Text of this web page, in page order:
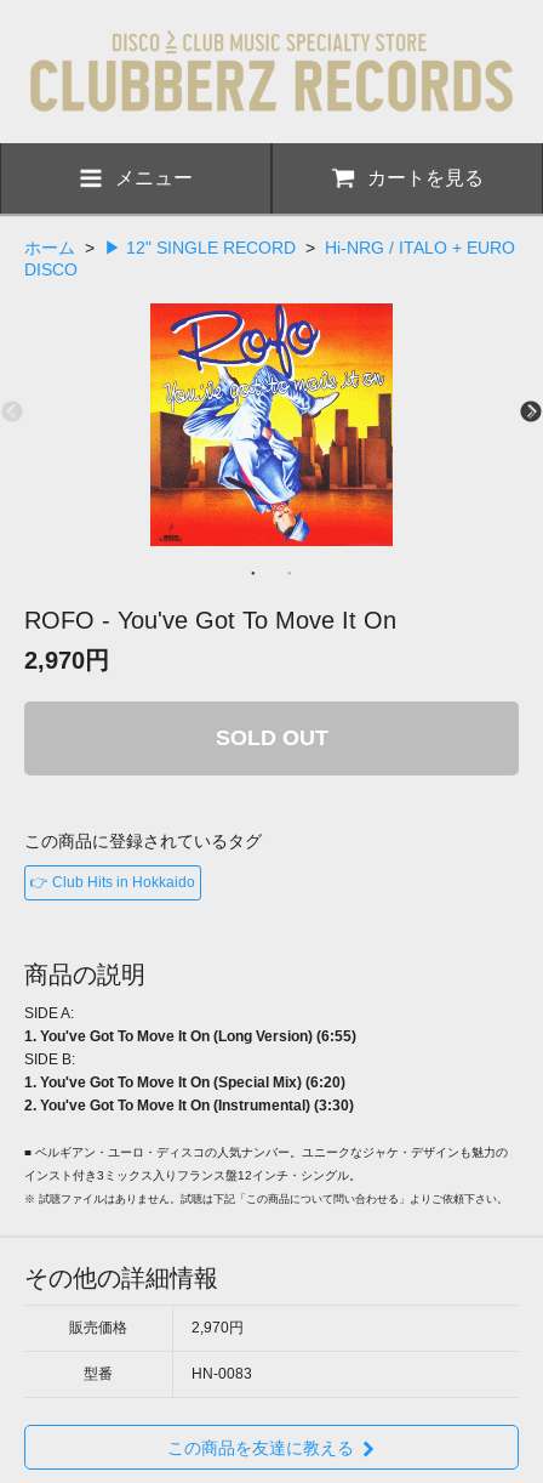
メニュー カートを見る
ホーム > ▶ 12" SINGLE RECORD > Hi-NRG / ITALO + EURO
DISCO
ROFO - You've Got To Move It On
2,970円
SOLD OUT
この商品に登録されているタグ
👉 Club Hits in Hokkaido
商品の説明
SIDE A:
1. You've Got To Move It On (Long Version) (6:55)
SIDE B:
1. You've Got To Move It On (Special Mix) (6:20)
2. You've Got To Move It On (Instrumental) (3:30)
■ ベルギアン・ユーロ・ディスコの人気ナンバー。ユニークなジャケ・デザインも魅力の
インスト付き3ミックス入りフランス盤12インチ・シングル。
※ 試聴ファイルはありません。試聴は下記「この商品について問い合わせる」よりご依頼下さい。
その他の詳細情報
販売価格 2,970円
型番 HN-0083
この商品を友達に教える